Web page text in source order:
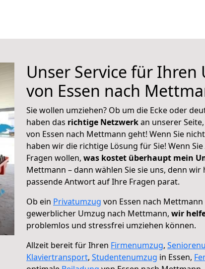
Unser Service für Ihren
von Essen nach
Sie wollen umziehen? Ob um die Ecke oder
haben das richtige Netzwerkan unserer
von Essen nach Mettmann geht! Wenn Sie
haben wir die richtige Lösung für Sie! Wenn
Fragen wollen, was kostet überhaupt mein
Mettmann – dann wählen Sie sie uns, denn
passende Antwort auf Ihre Fragen parat.
Ob ein Privatumzug von Essen nach
gewerblicher Umzug nach Mettmann, wir
problemlos und stressfrei umziehen können.
Allzeit bereit für Ihren Firmenumzug,
Klaviertransport, Studentenumzug in Essen,